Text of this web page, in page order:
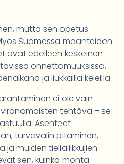
mutta sen opetus
Suomessa maanteiden
ovat edelleen keskeinen
onnettomuuksissa,
ja liukkailla keleillä.
ei ole vain
tehtävä – se
Asenteet
turvavälin pitäminen,
muiden tielläliikkujien
sen, kuinka monta